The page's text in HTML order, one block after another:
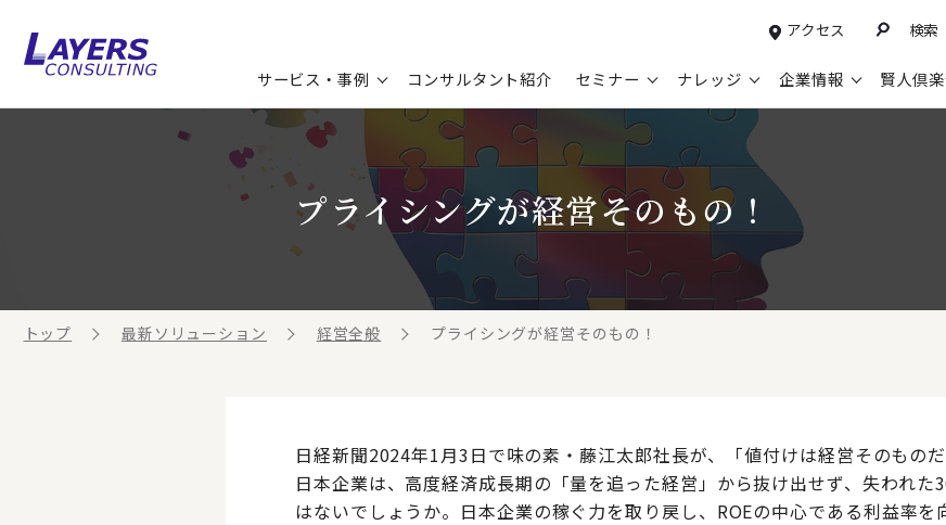
アクセス 検索
サービス・事例 コンサルタント紹介 セミナー ナレッジ 企業情報 賢人倶
コンサルティングサービス
コンサルティング事例
コンサルティングサービスTOP
新規事業開発・ビジネスモデル変革
M&A支援
グループ・グローバル経営管理
ガバナンス・リスクマネジメント強
セミナー情報
セミナー情報TOP
申込み受付中のセミナー
配信中のセミナーアーカイブ
過去のセミナー
最新ソリューション
ビジネステーマ解説集
最新ソリューションTOP
経営全般
経営企画・事業戦略
経営管理・経理・財務
人事
企業情報
企業情報TOP
会社概要
トップメッセージ
コンプライアンス（法令遵守）
レイヤーズ・コンサルティングの
お知らせTOP
ニュース
メディア掲載
プライシングが経営そのもの！
トップ 最新ソリューション 経営全般 プライシングが経営そのもの！
日経新聞2024年1月3日で味の素・藤江太郎社長が、「値付けは経営そのものだ
日本企業は、高度経済成長期の「量を追った経営」から抜け出せず、失われた
はないでしょうか。日本企業の稼ぐ力を取り戻し、ROEの中心である利益率を